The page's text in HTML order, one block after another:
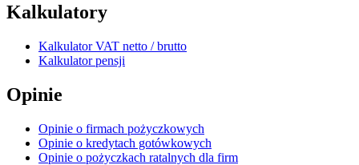
Kalkulatory
Kalkulator VAT netto / brutto
Kalkulator pensji
Opinie
Opinie o firmach pożyczkowych
Opinie o kredytach gotówkowych
Opinie o pożyczkach ratalnych dla firm